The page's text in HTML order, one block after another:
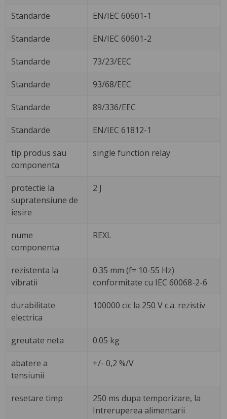
Standarde EN/IEC 60601-1
Standarde EN/IEC 60601-2
Standarde 73/23/EEC
Standarde 93/68/EEC
Standarde 89/336/EEC
Standarde EN/IEC 61812-1
tip produs sau
componenta
single function relay
protectie la
supratensiune de
iesire
2 J
nume
componenta
REXL
rezistenta la
vibratii
0.35 mm (f= 10-55 Hz)
conformitate cu IEC 60068-2-6
durabilitate
electrica
100000 cic la 250 V c.a. rezistiv
greutate neta 0.05 kg
abatere a
tensiunii
+/- 0,2 %/V
resetare timp
250 ms dupa temporizare, la
Intreruperea alimentarii